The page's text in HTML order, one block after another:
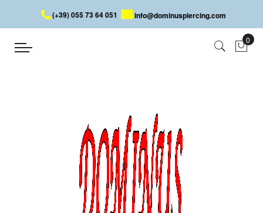
(+39) 055 73 64 051 info@dominuspiercing.com
PIERCING BANANE PLAQUÉ OR
AVEC CRISTAL
PIERCING BANANE PLAQUÉ OR AVEC CRISTAL